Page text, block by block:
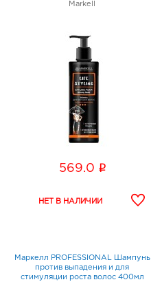
Markell
569.0 i
Маркелл PROFESSIONAL Шампунь
против выпадения и для
стимуляции роста волос 400мл